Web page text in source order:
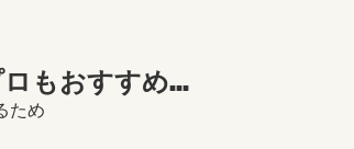
もおすすめ...
ため